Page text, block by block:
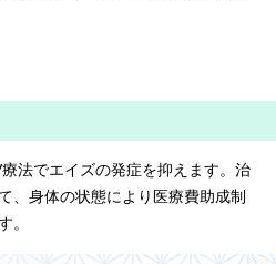
法でエイズの発症を抑えます。治
、身体の状態により医療費助成制
。